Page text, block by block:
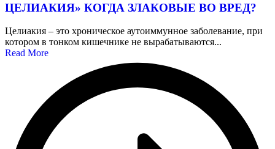
ЦЕЛИАКИЯ» КОГДА ЗЛАКОВЫЕ ВО ВРЕД?
Целиакия – это хроническое аутоиммунное заболевание, при
котором в тонком кишечнике не вырабатываются...
Read More